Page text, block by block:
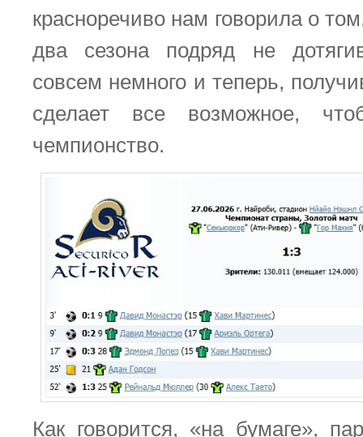
красноречиво нам говорила о
два сезона подряд не
совсем немного и теперь,
сделает все возможное,
чемпионство.
Как говорится, «на бумаге»,